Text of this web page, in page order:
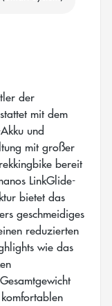
der
mit dem
und
mit großer
bereit
LinkGlide-
bietet das
geschmeidiges
reduzierten
wie das